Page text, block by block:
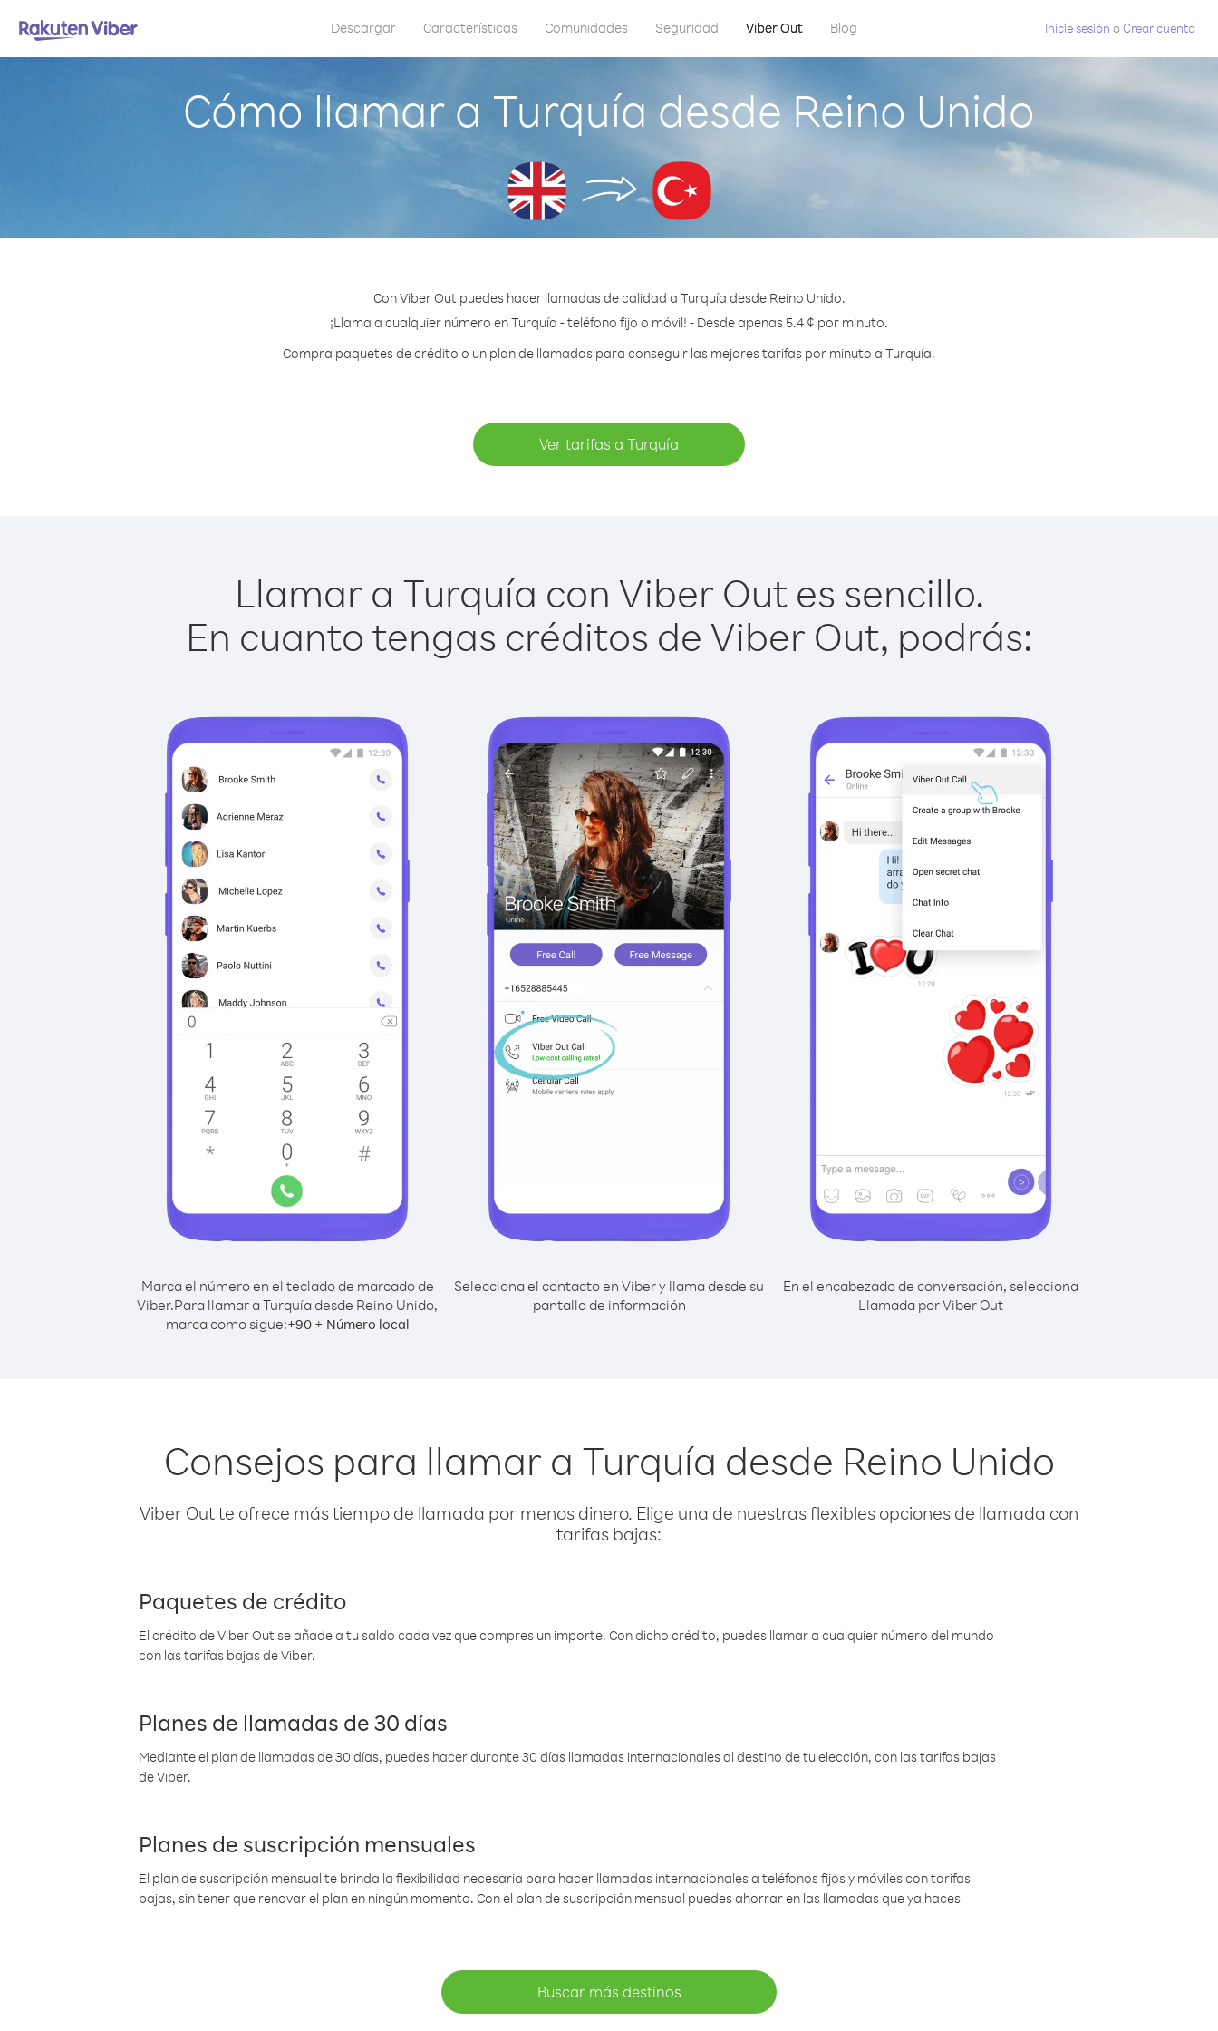
Descargar Características Comunidades Seguridad Viber Out Blog Inicie sesión oCrear cuenta
Cómo llamar a Turquía desde Reino Unido
Con Viber Out puedes hacer llamadas de calidad a Turquía desde Reino Unido.
¡Llama a cualquier número en Turquía - teléfono fijo o móvil! - Desde apenas 5.4 ¢ por minuto.
Compra paquetes de crédito o un plan de llamadas para conseguir las mejores tarifas por minuto a Turquía.
Ver tarifas a Turquía
Llamar a Turquía con Viber Out es sencillo.
En cuanto tengas créditos de Viber Out, podrás:
Marca el número en el teclado de marcado de
Viber.Para llamar a Turquía desde Reino Unido,
marca como sigue:+90+ Número local
Selecciona el contacto en Viber y llama desde su
pantalla de información
En el encabezado de conversación, selecciona
Llamada por Viber Out
Consejos para llamar a Turquía desde Reino Unido
Viber Out te ofrece más tiempo de llamada por menos dinero. Elige una de nuestras flexibles opciones de llamada con
tarifas bajas:
Paquetes de crédito
El crédito de Viber Out se añade a tu saldo cada vez que compres un importe. Con dicho crédito, puedes llamar a cualquier número del mundo
con las tarifas bajas de Viber.
Planes de llamadas de 30 días
Mediante el plan de llamadas de 30 días, puedes hacer durante 30 días llamadas internacionales al destino de tu elección, con las tarifas bajas
de Viber.
Planes de suscripción mensuales
El plan de suscripción mensual te brinda la flexibilidad necesaria para hacer llamadas internacionales a teléfonos fijos y móviles con tarifas
bajas, sin tener que renovar el plan en ningún momento. Con el plan de suscripción mensual puedes ahorrar en las llamadas que ya haces
Buscar más destinos